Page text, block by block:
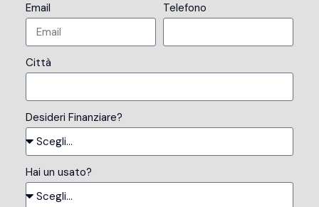
Email Telefono
Città
Desideri Finanziare?
Hai un usato?